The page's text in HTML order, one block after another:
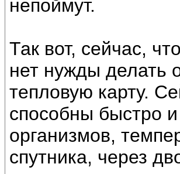
непоймут.
Так вот, сейчас,
нет нужды делать
тепловую карту.
способны быстро
организмов,
спутника, через